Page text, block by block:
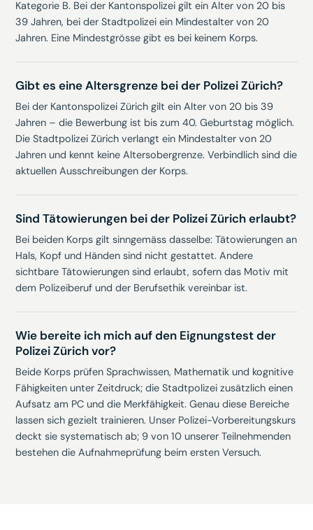
Kategorie B. Bei der Kantonspolizei gilt ein Alter von 20 bis
39 Jahren, bei der Stadtpolizei ein Mindestalter von 20
Jahren. Eine Mindestgrösse gibt es bei keinem Korps.
Gibt es eine Altersgrenze bei der Polizei Zürich?
Bei der Kantonspolizei Zürich gilt ein Alter von 20 bis 39
Jahren – die Bewerbung ist bis zum 40. Geburtstag möglich.
Die Stadtpolizei Zürich verlangt ein Mindestalter von 20
Jahren und kennt keine Altersobergrenze. Verbindlich sind die
aktuellen Ausschreibungen der Korps.
Sind Tätowierungen bei der Polizei Zürich erlaubt?
Bei beiden Korps gilt sinngemäss dasselbe: Tätowierungen an
Hals, Kopf und Händen sind nicht gestattet. Andere
sichtbare Tätowierungen sind erlaubt, sofern das Motiv mit
dem Polizeiberuf und der Berufsethik vereinbar ist.
Wie bereite ich mich auf den Eignungstest der
Polizei Zürich vor?
Beide Korps prüfen Sprachwissen, Mathematik und kognitive
Fähigkeiten unter Zeitdruck; die Stadtpolizei zusätzlich einen
Aufsatz am PC und die Merkfähigkeit. Genau diese Bereiche
lassen sich gezielt trainieren. Unser Polizei-Vorbereitungskurs
deckt sie systematisch ab; 9 von 10 unserer Teilnehmenden
bestehen die Aufnahmeprüfung beim ersten Versuch.